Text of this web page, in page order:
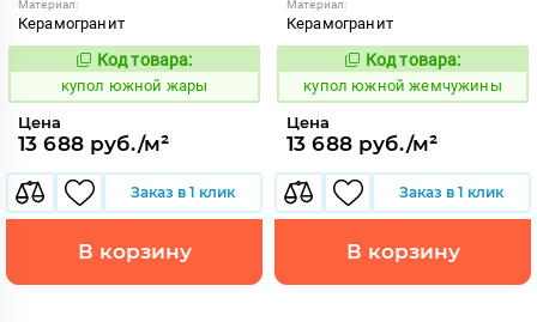
Материал:
Керамогранит
858900
Код товара:
купол южной жары
Цена
13 688 руб./м²
Заказ в 1 клик
В корзину
Материал:
Керамогранит
858901
Код товара:
купол южной жемчужины
Цена
13 688 руб./м²
Заказ в 1 клик
В корзину